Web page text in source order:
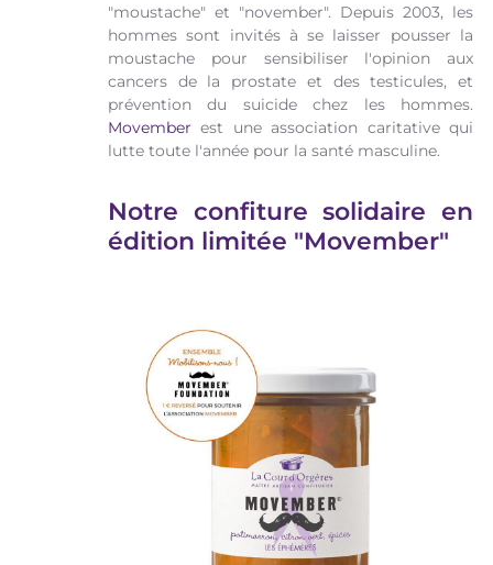
"moustache" et "november". Depuis 2003, les
hommes sont invités à se laisser pousser la
moustache pour sensibiliser l'opinion aux
cancers de la prostate et des testicules, et
prévention du suicide chez les hommes.
Movember est une association caritative qui
lutte toute l'année pour la santé masculine.
Notre confiture solidaire en
édition limitée "Movember"